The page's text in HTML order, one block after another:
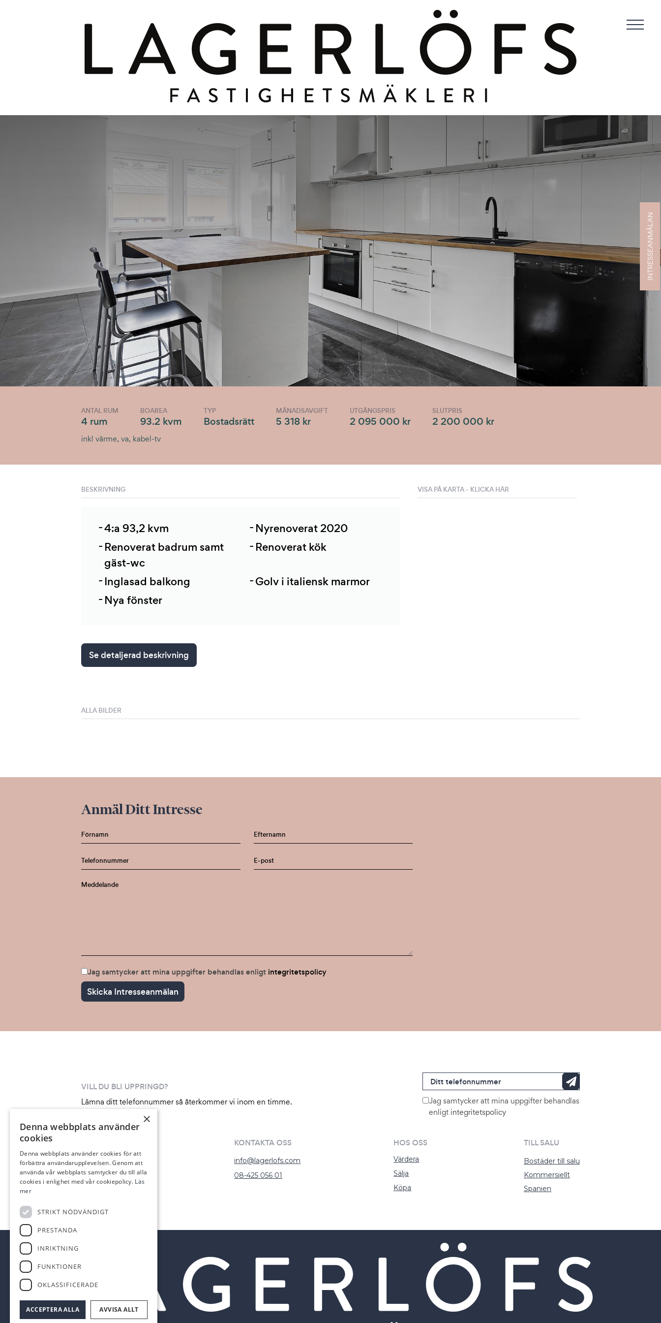
Sibeliusgången 48, 1tr
Akalla,KISTA
ANTAL RUM
4 rum
BOAREA
93.2 kvm
TYP
Bostadsrätt
MÅNADSAVGIFT
5 318 kr
UTGÅNGSPRIS
2 095 000 kr
SLUTPRIS
2 200 000 kr
inkl värme, va, kabel-tv
BESKRIVNING
4:a 93,2 kvm
Nyrenoverat 2020
Renoverat badrum samt
gäst-wc
Renoverat kök
Inglasad balkong
Golv i italiensk marmor
Nya fönster
Se detaljerad beskrivning
VISA PÅ KARTA - KLICKA HÄR
ALLA BILDER
Anmäl Ditt Intresse
Jag samtycker att mina uppgifter behandlas enligt integritetspolicy
INTRESSEANMÄLAN
VILL DU BLI UPPRINGD?
Lämna ditt telefonnummer så återkommer vi inom en timme.
Jag samtycker att mina uppgifter behandlas
enligt integritetspolicy
Birger Jarlsgatan 57
Gävlegatan 16
Flemminggatan 18
KONTAKTA OSS
info@lagerlofs.com
08-425 056 01
HOS OSS
Värdera
Sälja
Köpa
TILL SALU
Bostäder till salu
Kommersiellt
Spanien
×
Denna webbplats använder
cookies
Denna webbplats använder cookies för att
förbättra användarupplevelsen. Genom att
använda vår webbplats samtycker du till alla
cookies i enlighet med vår cookiepolicy. Läs
mer
STRIKT NÖDVÄNDIGT
PRESTANDA
INRIKTNING
FUNKTIONER
OKLASSIFICERADE
ACCEPTERA ALLA AVVISA ALLT